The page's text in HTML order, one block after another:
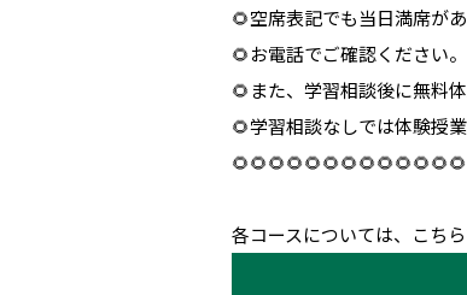
🌻空席表記でも当日満席が
🌻お電話でご確認ください。
🌻また、学習相談後に無料
🌻学習相談なしでは体験授
各コースについては、こち